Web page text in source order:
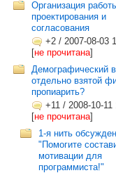
Организация
проектирования и
согласования
+2 / 2007-08-03
[не прочитана]
Демографический
отдельно взятой
пропиарить?
+11 / 2008-10-11
[не прочитана]
1-я нить
"Помогите
мотивации для
программиста!"